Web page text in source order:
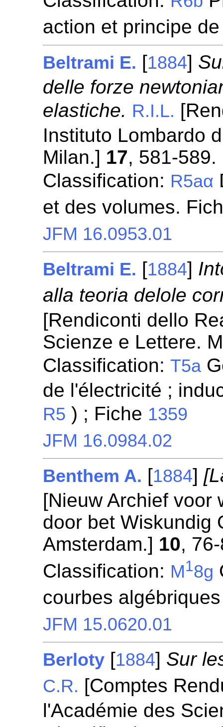
action et principe
Beltrami E. [1884]
delle forze
elastiche. R.I.L.
Instituto Lombardo
Milan.] 17, 581-589.
Classification: R5aα
et des volumes.
JFM 16.0953.01
Beltrami E. [1884]
alla teoria delole
[Rendiconti dello
Scienze e Lettere.
Classification:T5a
de l'électricité ;
R5 ) ; Fiche 1359
JFM 16.0984.02
Benthem A. [1884]
[Nieuw Archief voor
door bet Wiskundig
Amsterdam.] 10,
Classification: M18g
courbes
JFM 15.0620.01
Berloty [1884] Sur
C.R. [Comptes
l'Académie des